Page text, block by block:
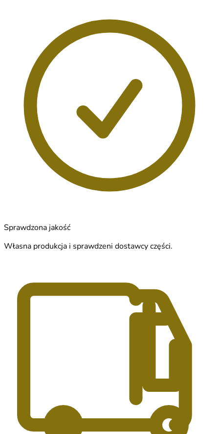
Sprawdzona jakość
Własna produkcja i sprawdzeni dostawcy części.